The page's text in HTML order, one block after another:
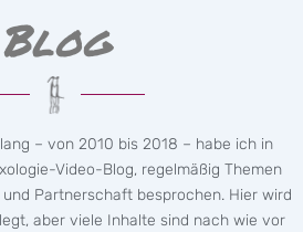
Blog
– von 2010 bis 2018 – habe ich in
Video-Blog, regelmäßig Themen
Partnerschaft besprochen. Hier wird
aber viele Inhalte sind nach wie vor